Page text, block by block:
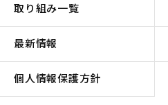
取り組み一覧
最新情報
個人情報保護方針